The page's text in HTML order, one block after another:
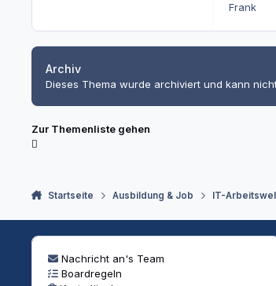
Frank
Archiv
Dieses Thema wurde archiviert und kann
Zur Themenliste gehen
Startseite Ausbildung & Job IT-
Nachricht an's Team
Boardregeln